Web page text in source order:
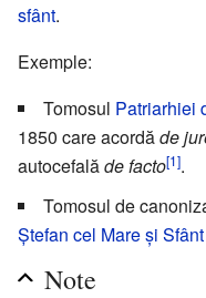
sfânt.
Exemple:
Tomosul Patriarhiei
1850 care acordăde
autocefalăde facto[1].
Tomosul de
Ștefan cel Mare și Sfânt
Note